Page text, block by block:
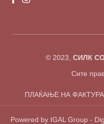
© 2023, СИЛК
Сите
ПЛАЌАЊЕ НА
Powered by IGAL Group -